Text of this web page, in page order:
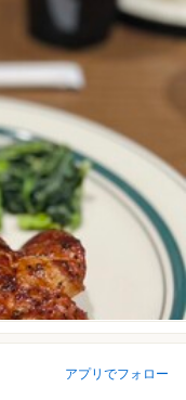
アプリでフォロー